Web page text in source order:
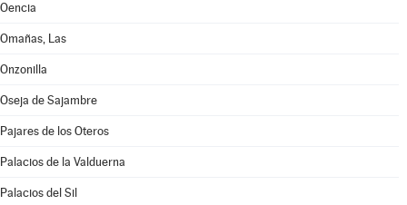
Oencia
Omañas, Las
Onzonilla
Oseja de Sajambre
Pajares de los Oteros
Palacios de la Valduerna
Palacios del Sil